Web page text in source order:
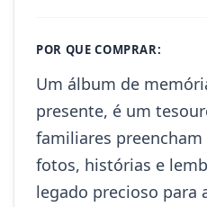
POR QUE COMPRAR:
Um álbum de
presente, é um
familiares
fotos, histórias e
legado precioso para